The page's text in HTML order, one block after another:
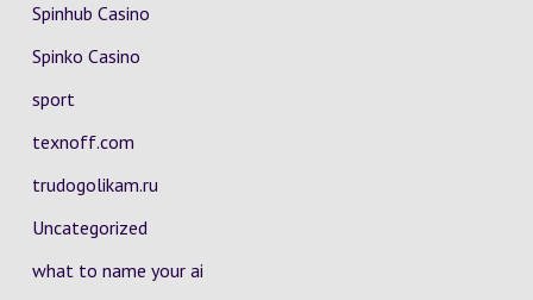
Spinhub Casino
Spinko Casino
sport
texnoff.com
trudogolikam.ru
Uncategorized
what to name your ai